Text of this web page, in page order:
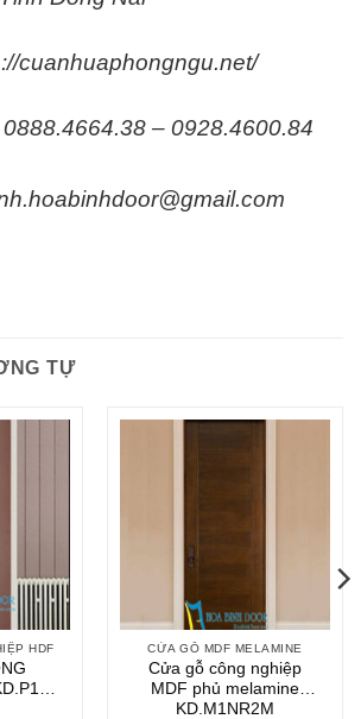
cuanhuaphongngu.net/
– 0928.4600.84
TỰ
HDF CỬA GỖ MDF MELAMINE
Cửa gỗ công nghiệp
MDF phủ melamine
KD.M1NR2M